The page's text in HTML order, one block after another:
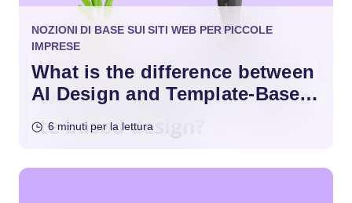
NOZIONI DI BASE SUI SITI WEB PER PICCOLE
IMPRESE
What is the difference between
AI Design and Template-Based
6 minuti per la lettura